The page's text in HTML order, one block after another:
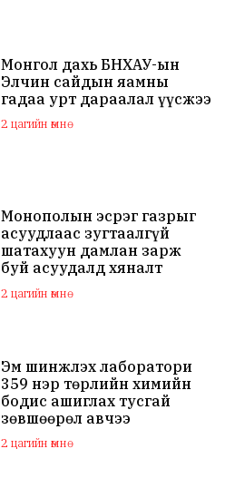
Монгол дахь БНХАУ-ын
Элчин сайдын яамны
гадаа урт дараалал үүсжээ
2 цагийн өмнө
Монополын эсрэг газрыг
асуудлаас зугтаалгүй
шатахуун дамлан зарж
буй асуудалд хяналт
тавихыг үүрэгджээ
2 цагийн өмнө
Эм шинжлэх лаборатори
359 нэр төрлийн химийн
бодис ашиглах тусгай
зөвшөөрөл авчээ
2 цагийн өмнө